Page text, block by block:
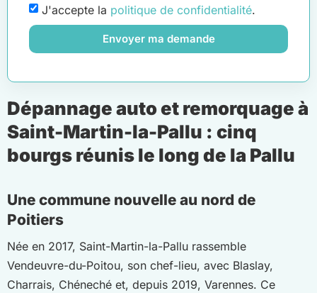
J'accepte la politique de confidentialité.
Envoyer ma demande
Dépannage auto et remorquage à
Saint-Martin-la-Pallu : cinq
bourgs réunis le long de la Pallu
Une commune nouvelle au nord de
Poitiers
Née en 2017, Saint-Martin-la-Pallu rassemble
Vendeuvre-du-Poitou, son chef-lieu, avec Blaslay,
Charrais, Chéneché et, depuis 2019, Varennes. Ce